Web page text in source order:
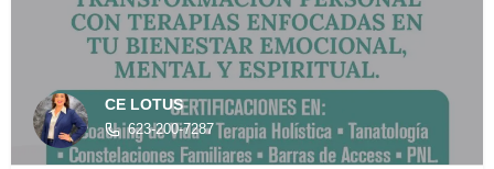
CE LOTUS
623-200-7287